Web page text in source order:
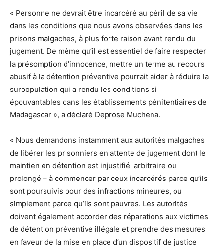
« Personne ne devrait être incarcéré au péril de sa vie
dans les conditions que nous avons observées dans les
prisons malgaches, à plus forte raison avant rendu du
jugement. De même qu’il est essentiel de faire respecter
la présomption d’innocence, mettre un terme au recours
abusif à la détention préventive pourrait aider à réduire la
surpopulation qui a rendu les conditions si
épouvantables dans les établissements pénitentiaires de
Madagascar », a déclaré Deprose Muchena.
« Nous demandons instamment aux autorités malgaches
de libérer les prisonniers en attente de jugement dont le
maintien en détention est injustifié, arbitraire ou
prolongé – à commencer par ceux incarcérés parce qu’ils
sont poursuivis pour des infractions mineures, ou
simplement parce qu’ils sont pauvres. Les autorités
doivent également accorder des réparations aux victimes
de détention préventive illégale et prendre des mesures
en faveur de la mise en place d’un dispositif de justice